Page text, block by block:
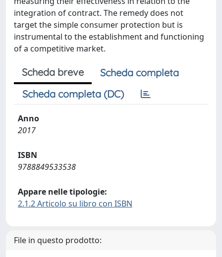
integration of contract. The remedy does not
target the simple consumer protection but is
instrumental to the establishment and functioning
of a competitive market.
Scheda breve
Scheda completa
Scheda completa (DC)
Anno
2017
ISBN
9788849533538
Appare nelle tipologie:
2.1.2 Articolo su libro con ISBN
File in questo prodotto: